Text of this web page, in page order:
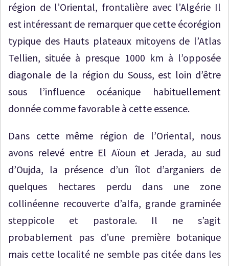
région de l’Oriental, frontalière avec l’Algérie Il
est intéressant de remarquer que cette écorégion
typique des Hauts plateaux mitoyens de l’Atlas
Tellien, située à presque 1000 km à l’opposée
diagonale de la région du Souss, est loin d’être
sous l’influence océanique habituellement
donnée comme favorable à cette essence.
Dans cette même région de l’Oriental, nous
avons relevé entre El Aïoun et Jerada, au sud
d’Oujda, la présence d’un îlot d’arganiers de
quelques hectares perdu dans une zone
collinéenne recouverte d’alfa, grande graminée
steppicole et pastorale. Il ne s’agit
probablement pas d’une première botanique
mais cette localité ne semble pas citée dans les